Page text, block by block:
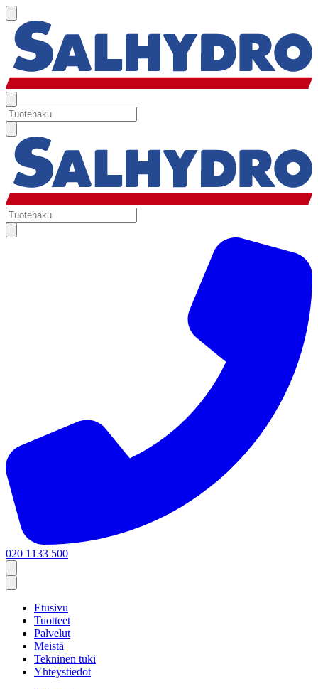
020 1133 500
Etusivu
Tuotteet
Palvelut
Meistä
Tekninen tuki
Yhteystiedot